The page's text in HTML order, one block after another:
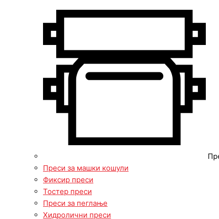
Преси за машки кошули
Фиксир преси
Тостер преси
Преси за пеглање
Хидролични преси